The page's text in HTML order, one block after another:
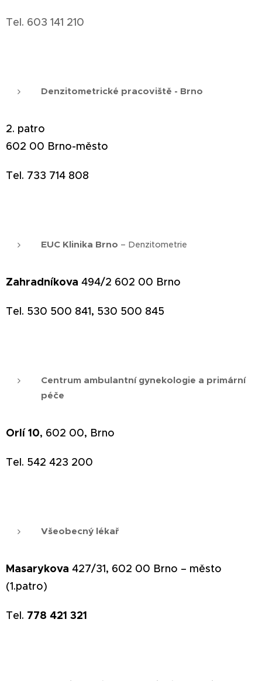
Tel. 603 141 210
Denzitometrické pracoviště - Brno
2. patro
602 00 Brno-město
Tel. 733 714 808
EUC Klinika Brno – Denzitometrie
Zahradníkova 494/2 602 00 Brno
Tel. 530 500 841, 530 500 845
Centrum ambulantní gynekologie a primární
péče
Orlí 10, 602 00, Brno
Tel. 542 423 200
Všeobecný lékař
Masarykova 427/31, 602 00 Brno – město
(1.patro)
Tel. 778 421 321